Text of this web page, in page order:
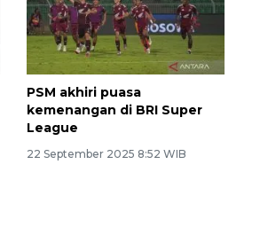
PSM akhiri puasa
kemenangan di BRI Super
League
22 September 2025 8:52 WIB